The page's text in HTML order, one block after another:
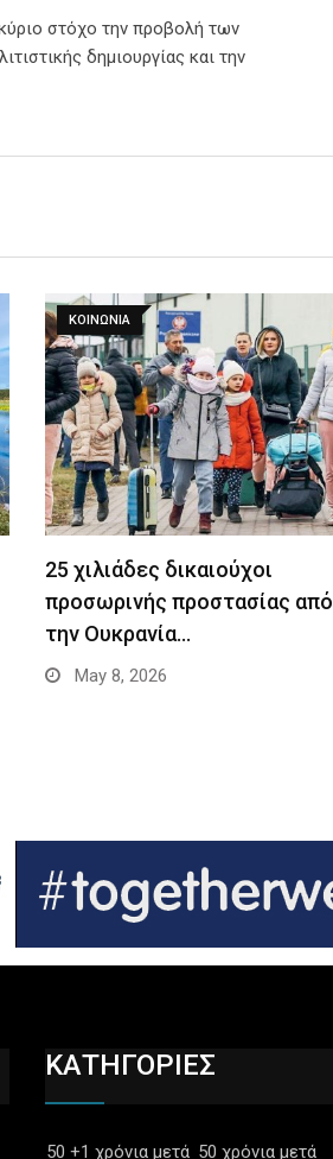
στόχο την προβολή των
δημιουργίας και την
ΚΟΙΝΩΝΙΑ
25 χιλιάδες δικαιούχοι
προσωρινής προστασίας από
την Ουκρανία…
May 8, 2026
ΚΑΤΗΓΟΡΙΕΣ
50 +1 χρόνια μετά 50 χρόνια μετά